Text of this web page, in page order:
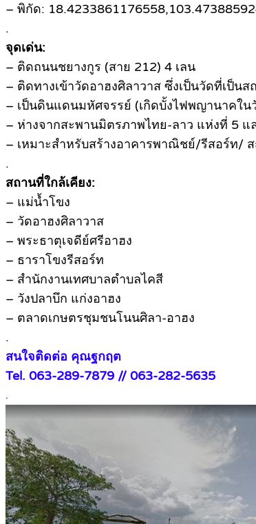
– พิกัด:
.
จุดเด่น:
– ติดถนนชยางกูร (สาย 212) 4 เลน
– ติดทางเข้าวัดอาฮงศิลาวาส ซึ่งเป็นวัดที่เป็น
– เป็นดินแดนมหัศจรรย์ (เกิดบั้งไฟพญานาคใ
– ห่างจากสะพานมิตรภาพไทย-ลาว แห่งที่ 5
– เหมาะสำหรับสร้างอาคารพาณิชย์/รีสอร์ท/
.
สถานที่ใกล้เคียง:
– แม่น้ำโขง
– วัดอาฮงศิลาวาส
– พระธาตุเจดีย์ศรีอาฮง
– ธาราโขงรีสอร์ท
– สำนักงานเทศบาลตำบลไคสี
– วังปลาบึก แก่งอาฮง
– ตลาดเกษตรชุมชนโนนศิลา-อาฮง
.
สนใจติดต่อ คุณฐกฤต
Tel. 063-289-7879 // 063-282-5635
.